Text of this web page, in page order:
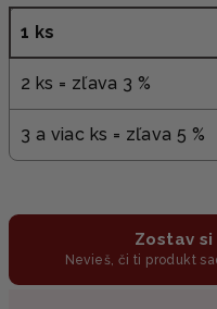
1 ks
2 ks = zľava 3 %
3 a viac ks = zľava 5 %
Zostav
Nevieš, či ti produkt